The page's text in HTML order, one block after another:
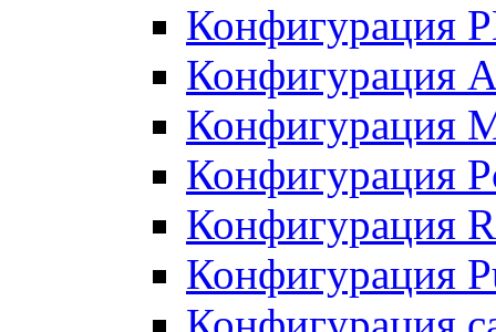
Конфигурация
Конфигурация
Конфигурация
Конфигурация
Конфигурация
Конфигурация